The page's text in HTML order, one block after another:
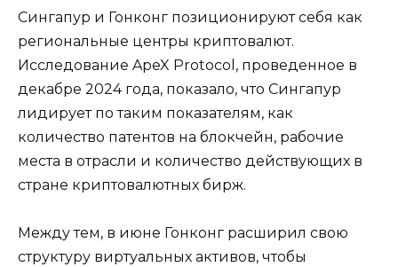
Сингапур и Гонконг позиционируют себя как
региональные центры криптовалют.
Исследование ApeX Protocol, проведенное в
декабре 2024 года, показало, что Сингапур
лидирует по таким показателям, как
количество патентов на блокчейн, рабочие
места в отрасли и количество действующих в
стране криптовалютных бирж.
Между тем, в июне Гонконг расширил свою
структуру виртуальных активов, чтобы